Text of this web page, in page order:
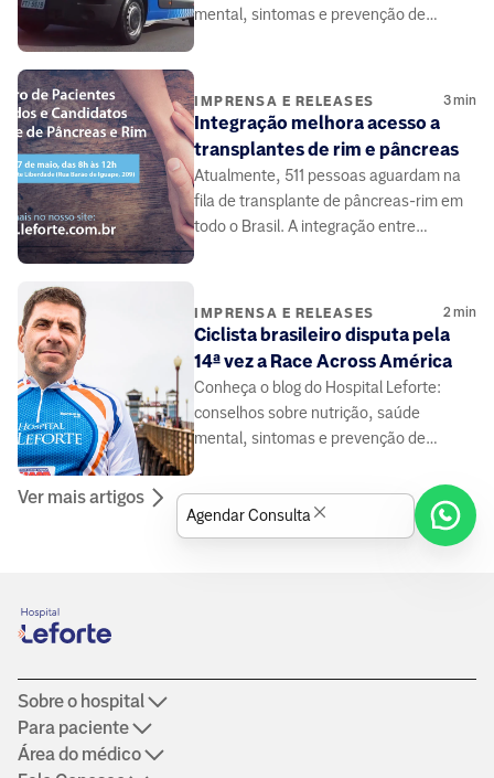
mental, sintomas e prevenção de
IMPRENSA E RELEASES 3min
Integração melhora acesso a
transplantes de rim e pâncreas
Atualmente, 511 pessoas aguardam na
fila de transplante de pâncreas-rim em
todo o Brasil. A integração entre
IMPRENSA E RELEASES 2min
Ciclista brasileiro disputa pela
14ª vez a Race Across América
Conheça o blog do Hospital Leforte:
conselhos sobre nutrição, saúde
mental, sintomas e prevenção de
especialistas da área da saúde.
Ver mais artigos
Sobre o hospital
Para paciente
Área do médico
Agendar Consulta